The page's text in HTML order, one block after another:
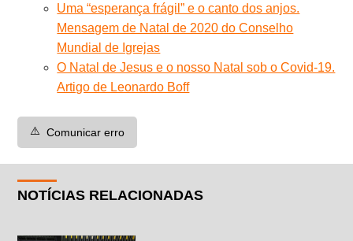
Uma “esperança frágil” e o canto dos anjos.
Mensagem de Natal de 2020 do Conselho
Mundial de Igrejas
O Natal de Jesus e o nosso Natal sob o Covid-19.
Artigo de Leonardo Boff
⚠️ Comunicar erro
NOTÍCIAS RELACIONADAS